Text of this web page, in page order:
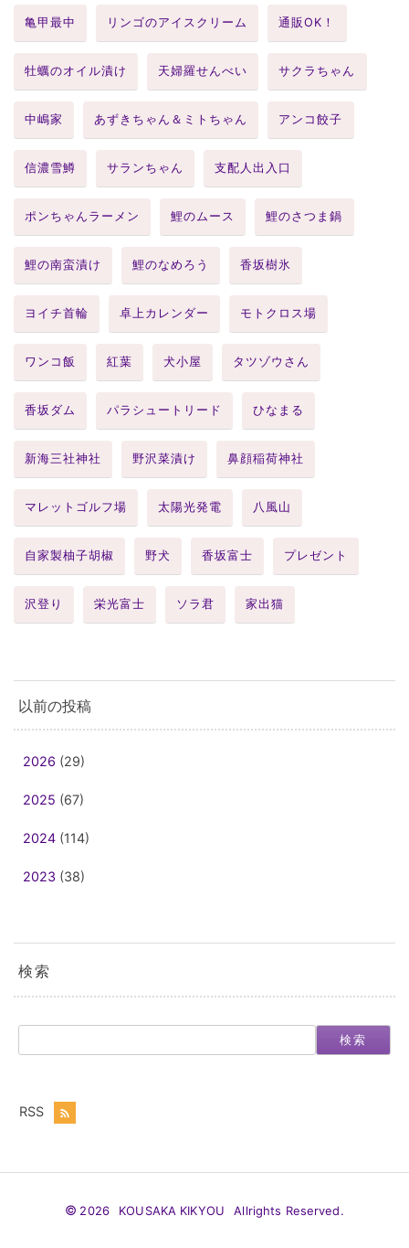
亀甲最中 リンゴのアイスクリーム 通販OK！
牡蠣のオイル漬け 天婦羅せんべい サクラちゃん
中嶋家 あずきちゃん＆ミトちゃん アンコ餃子
信濃雪鱒 サランちゃん 支配人出入口
ポンちゃんラーメン 鯉のムース 鯉のさつま鍋
鯉の南蛮漬け 鯉のなめろう 香坂樹氷
ヨイチ首輪 卓上カレンダー モトクロス場
ワンコ飯 紅葉 犬小屋 タツゾウさん
香坂ダム パラシュートリード ひなまる
新海三社神社 野沢菜漬け 鼻顔稲荷神社
マレットゴルフ場 太陽光発電 八風山
自家製柚子胡椒 野犬 香坂富士 プレゼント
沢登り 栄光富士 ソラ君 家出猫
以前の投稿
2026 (29)
2025 (67)
2024 (114)
2023 (38)
検索
検索
© 2026 KOUSAKA KIKYOU Allrights Reserved.